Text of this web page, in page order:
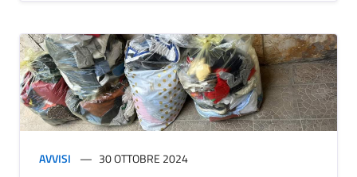
AVVISI 30 OTTOBRE 2024